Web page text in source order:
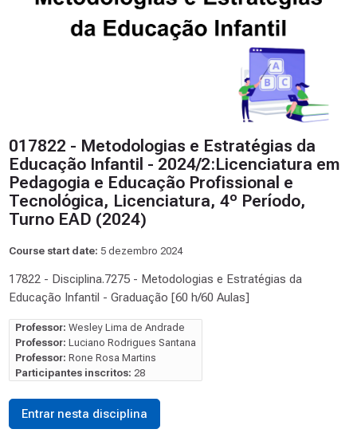
017822 - Metodologias e Estratégias da
Educação Infantil - 2024/2:Licenciatura em
Pedagogia e Educação Profissional e
Tecnológica, Licenciatura, 4º Período,
Turno EAD (2024)
Course start date: 5 dezembro 2024
17822 - Disciplina.7275 - Metodologias e Estratégias da
Educação Infantil - Graduação [60 h/60 Aulas]
Professor: Wesley Lima de Andrade
Professor: Luciano Rodrigues Santana
Professor: Rone Rosa Martins
Participantes inscritos: 28
Entrar nesta disciplina